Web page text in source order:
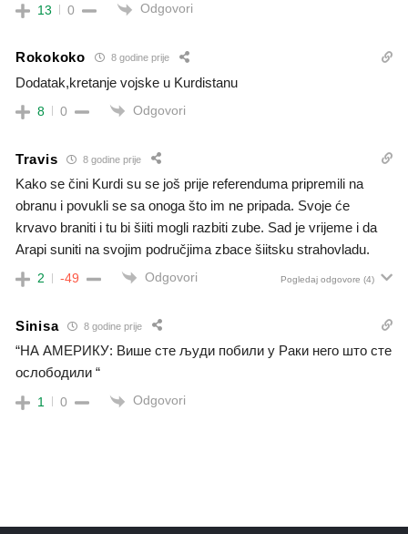
13 0 Odgovori
Rokokoko 8 godine prije
Dodatak,kretanje vojske u Kurdistanu
8 0 Odgovori
Travis 8 godine prije
Kako se čini Kurdi su se još prije referenduma pripremili na
obranu i povukli se sa onoga što im ne pripada. Svoje će
krvavo braniti i tu bi šiiti mogli razbiti zube. Sad je vrijeme i da
Arapi suniti na svojim područjima zbace šiitsku strahovladu.
2 -49 Odgovori Pogledaj odgovore (4)
Sinisa 8 godine prije
“НА АМЕРИКУ: Више сте људи побили у Раки него што сте
ослободили “
1 0 Odgovori